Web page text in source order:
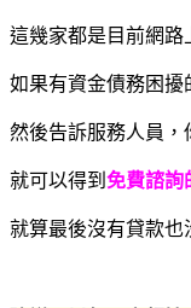
這幾家都是目前網路
如果有資金債務困擾
然後告訴服務人員，
就可以得到 免費諮詢
就算最後沒有貸款也